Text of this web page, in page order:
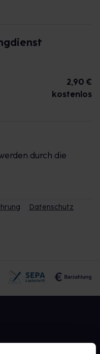
2,90 €
kostenlos
durch die
Datenschutz